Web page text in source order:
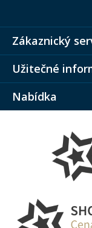
Zákaznický
Užitečné
Nabídka